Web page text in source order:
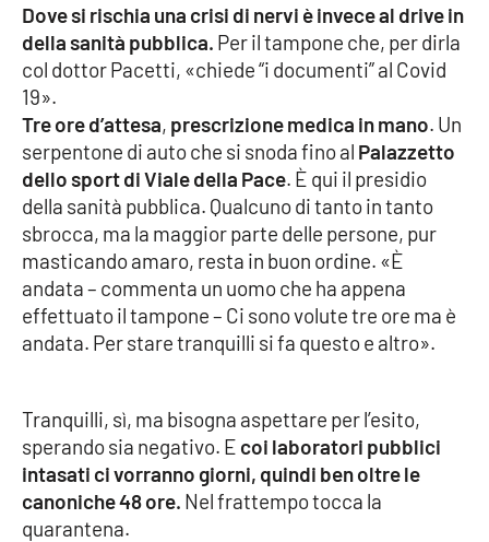
PROGETTI
SPECIALI
Buona Sanità Calabria
LA
CALABRIAVISIONE
Destinazioni
Eventi
Storie
LAC
NETWORK
Dove si rischia una crisi di nervi è invece al drive in
della sanità pubblica. Per il tampone che, per dirla
col dottor Pacetti, «chiede “i documenti” al Covid
19».
Tre ore d’attesa, prescrizione medica in mano. Un
serpentone di auto che si snoda fino al Palazzetto
dello sport di Viale della Pace. È qui il presidio
della sanità pubblica. Qualcuno di tanto in tanto
sbrocca, ma la maggior parte delle persone, pur
masticando amaro, resta in buon ordine. «È
andata – commenta un uomo che ha appena
effettuato il tampone – Ci sono volute tre ore ma è
andata. Per stare tranquilli si fa questo e altro».
Tranquilli, sì, ma bisogna aspettare per l’esito,
sperando sia negativo. E coi laboratori pubblici
intasati ci vorranno giorni, quindi ben oltre le
canoniche 48 ore. Nel frattempo tocca la
quarantena.